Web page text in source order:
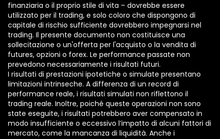
finanziaria o il proprio stile di vita – dovrebbe essere
utilizzato per il trading, e solo coloro che dispongono di
capitale di rischio sufficiente dovrebbero impegnarsi nel
trading. Il presente documento non costituisce una
sollecitazione o un'offerta per l'acquisto o la vendita di
futures, opzioni o forex. Le performance passate non
prevedono necessariamente i risultati futuri.
I risultati di prestazioni ipotetiche o simulate presentano
limitazioni intrinseche. A differenza di un record di
performance reale, i risultati simulati non riflettono il
trading reale. Inoltre, poiché queste operazioni non sono
state eseguite, i risultati potrebbero aver compensato in
modo insufficiente o eccessivo l’impatto di alcuni fattori di
mercato, come la mancanza di liquidità. Anche i